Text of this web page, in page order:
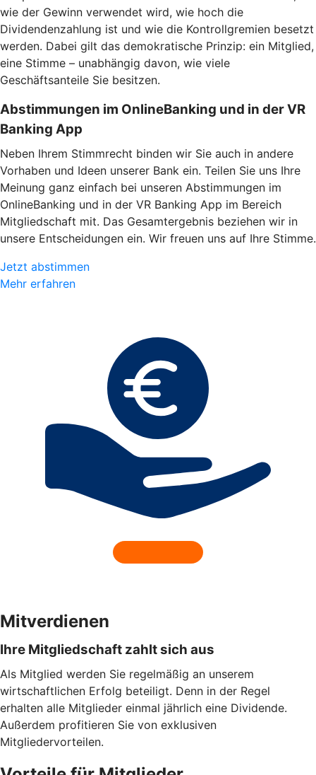
wie der Gewinn verwendet wird, wie hoch die
Dividendenzahlung ist und wie die Kontrollgremien besetzt
werden. Dabei gilt das demokratische Prinzip: ein Mitglied,
eine Stimme – unabhängig davon, wie viele
Geschäftsanteile Sie besitzen.
Abstimmungen im OnlineBanking und in der VR
Banking App
Neben Ihrem Stimmrecht binden wir Sie auch in andere
Vorhaben und Ideen unserer Bank ein. Teilen Sie uns Ihre
Meinung ganz einfach bei unseren Abstimmungen im
OnlineBanking und in der VR Banking App im Bereich
Mitgliedschaft mit. Das Gesamtergebnis beziehen wir in
unsere Entscheidungen ein. Wir freuen uns auf Ihre Stimme.
Jetzt abstimmen
Mehr erfahren
Mitverdienen
Ihre Mitgliedschaft zahlt sich aus
Als Mitglied werden Sie regelmäßig an unserem
wirtschaftlichen Erfolg beteiligt. Denn in der Regel
erhalten alle Mitglieder einmal jährlich eine Dividende.
Außerdem profitieren Sie von exklusiven
Mitgliedervorteilen.